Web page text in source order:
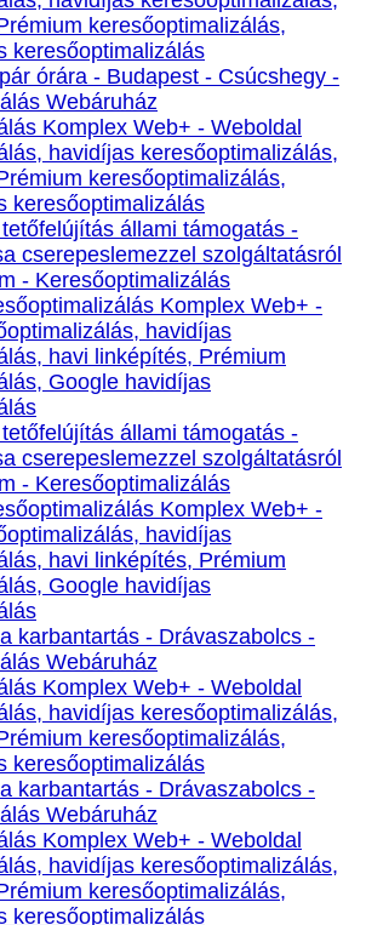
keresőoptimalizálás,
keresőoptimalizálás
órára - Budapest - Csúcshegy -
Webáruház
Komplex Web+ - Weboldal
havidíjas keresőoptimalizálás,
keresőoptimalizálás,
keresőoptimalizálás
állami támogatás -
cserepeslemezzel szolgáltatásról
- Keresőoptimalizálás
Komplex Web+ -
havidíjas
havi linképítés, Prémium
Google havidíjas
állami támogatás -
cserepeslemezzel szolgáltatásról
- Keresőoptimalizálás
Komplex Web+ -
havidíjas
havi linképítés, Prémium
Google havidíjas
karbantartás - Drávaszabolcs -
Webáruház
Komplex Web+ - Weboldal
havidíjas keresőoptimalizálás,
keresőoptimalizálás,
keresőoptimalizálás
karbantartás - Drávaszabolcs -
Webáruház
Komplex Web+ - Weboldal
havidíjas keresőoptimalizálás,
keresőoptimalizálás,
keresőoptimalizálás